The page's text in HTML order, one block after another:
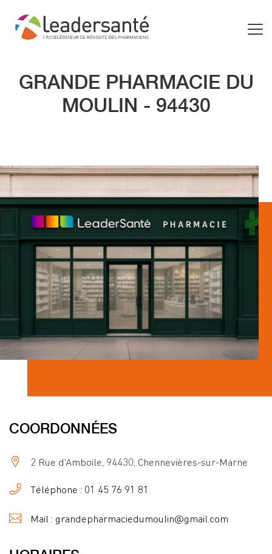
GRANDE PHARMACIE DU
MOULIN - 94430
COORDONNÉES
2 Rue d'Amboile, 94430, Chennevières-sur-Marne
Téléphone : 01 45 76 91 81
Mail : grandepharmaciedumoulin@gmail.com